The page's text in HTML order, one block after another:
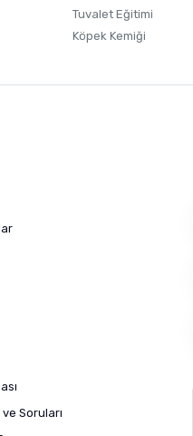
Tuvalet Eğitimi
Köpek Kemiği
Soruları